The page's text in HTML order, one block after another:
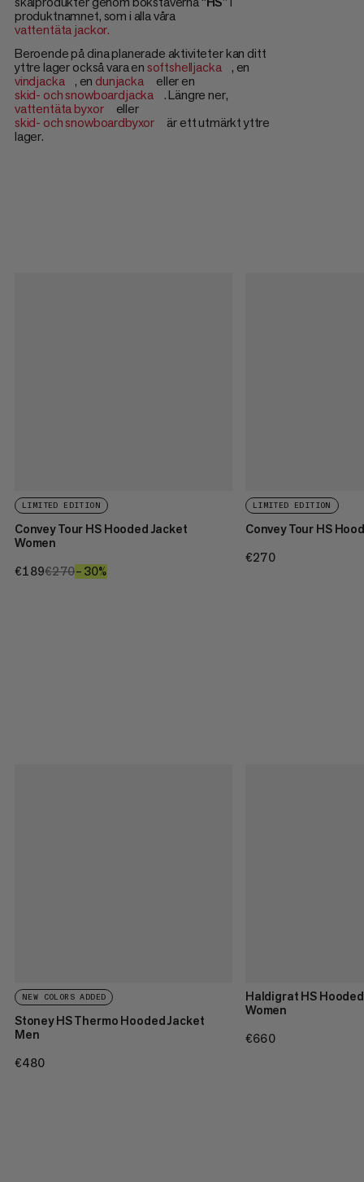
produktnamnet, som i alla våra
vattentäta jackor.
Beroende på dina planerade aktiviteter kan ditt
yttre lager också vara ensoftshelljacka , en
vindjacka , en dunjacka
eller en
skid- och snowboardjacka
. Längre ner,
vattentäta byxor
eller
skid- och snowboardbyxor
är ett utmärkt yttre
lager.
LIMITED EDITION
Convey Tour HS Hooded Jacket
Women
€189€189
€270€270
–30%
LIMITED EDITION
Convey Tour HS
€270
NEW COLORS ADDED
Stoney HS Thermo Hooded Jacket
Men
€480
Haldigrat HS
Women
€660